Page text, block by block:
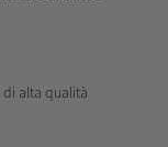
di alta qualità